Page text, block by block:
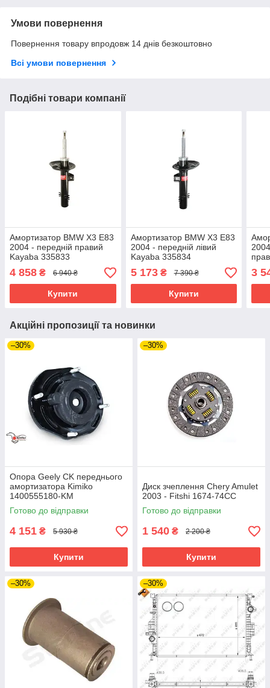
Умови повернення
Повернення товару впродовж 14 днів безкоштовно
Всі умови повернення
Подібні товари компанії
Амортизатор BMW X3 E83
2004 - передній правий
Kayaba 335833
4 858 ₴ 6 940 ₴
Купити
Амортизатор BMW X3 E83
2004 - передній лівий
Kayaba 335834
5 173₴ 7 390 ₴
Купити
3
Акційні пропозиції та новинки
–30%
Опора Geely CK переднього
амортизатора Kimiko
1400555180-KM
Готово до відправки
4 151 ₴ 5 930 ₴
Купити
–30%
Диск зчеплення Chery Amulet
2003 - Fitshi 1674-74CC
Готово до відправки
1 540 ₴ 2 200 ₴
Купити
–30% –30%